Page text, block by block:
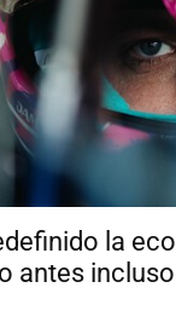
la
antes